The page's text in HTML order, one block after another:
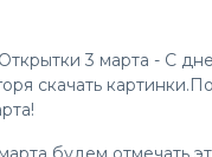
3 марта - С
скачать картинки